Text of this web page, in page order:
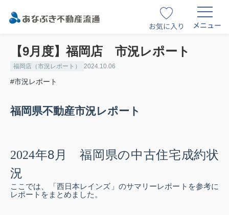
お気に入り メニュー
【9月度】福岡店 市況レポート
福岡店（市況レポート） 2024.10.06
#市況レポート
福岡県不動産市況レポート
2024年8 月 福岡県の中古住宅成約状
況
ここでは、「西日本レインズ」のサマリーレポートを参考に
レポートをまとめました。